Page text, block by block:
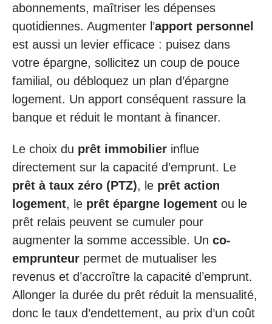
abonnements, maîtriser les dépenses
quotidiennes. Augmenter l’apport personnel
est aussi un levier efficace : puisez dans
votre épargne, sollicitez un coup de pouce
familial, ou débloquez un plan d’épargne
logement. Un apport conséquent rassure la
banque et réduit le montant à financer.
Le choix du prêt immobilier influe
directement sur la capacité d’emprunt. Le
prêt à taux zéro (PTZ), le prêt action
logement, le prêt épargne logement ou le
prêt relais peuvent se cumuler pour
augmenter la somme accessible. Un co-
emprunteur permet de mutualiser les
revenus et d’accroître la capacité d’emprunt.
Allonger la durée du prêt réduit la mensualité,
donc le taux d’endettement, au prix d’un coût